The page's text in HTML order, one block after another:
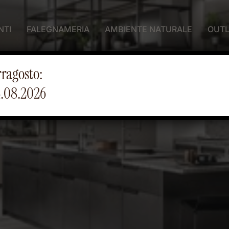
FALEGNAMERIA AMBIENTE NATURALE